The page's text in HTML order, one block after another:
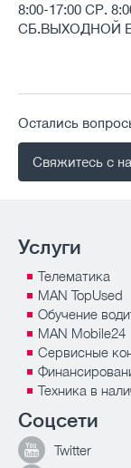
8:00-17:00 СР.
СБ.ВЫХОДНОЙ
Остались
Свяжитесь с
Услуги
Телематика
MAN TopUsed
Обучение
MAN Mobile24
Сервисные
Техника в
Соцсети
Twitter